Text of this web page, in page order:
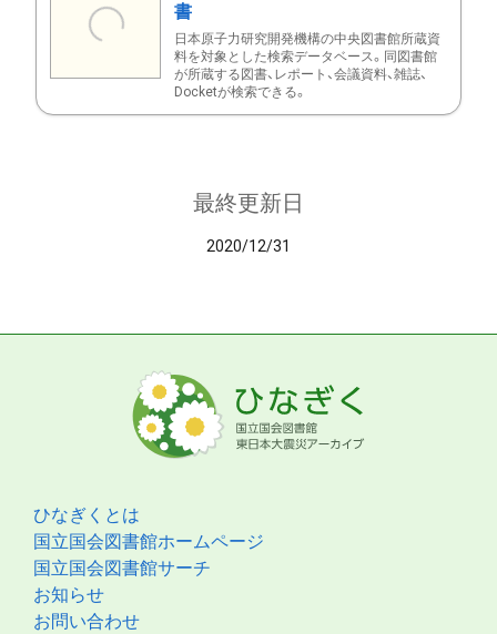
書
日本原子力研究開発機構の中央図書館所蔵資
料を対象とした検索データベース。同図書館
が所蔵する図書、レポート、会議資料、雑誌、
Docketが検索できる。
最終更新日
2020/12/31
ひなぎくとは
国立国会図書館ホームページ
国立国会図書館サーチ
お知らせ
お問い合わせ